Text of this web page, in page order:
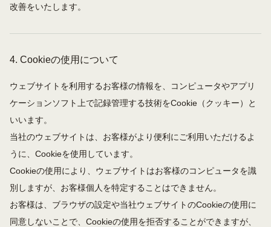
改善をいたします。
4. Cookieの使用について
ウェブサイトを利用するお客様の情報を、コンピュータやアプリ
ケーションソフト上で記録管理する技術をCookie（クッキー）と
いいます。
当社のウェブサイトは、お客様がより便利にご利用いただけるよ
うに、Cookieを使用しています。
Cookieの使用により、ウェブサイトはお客様のコンピュータを識
別しますが、お客様個人を特定することはできません。
お客様は、ブラウザの設定や当社ウェブサイトのCookieの使用に
同意しないことで、Cookieの使用を拒否することができますが、